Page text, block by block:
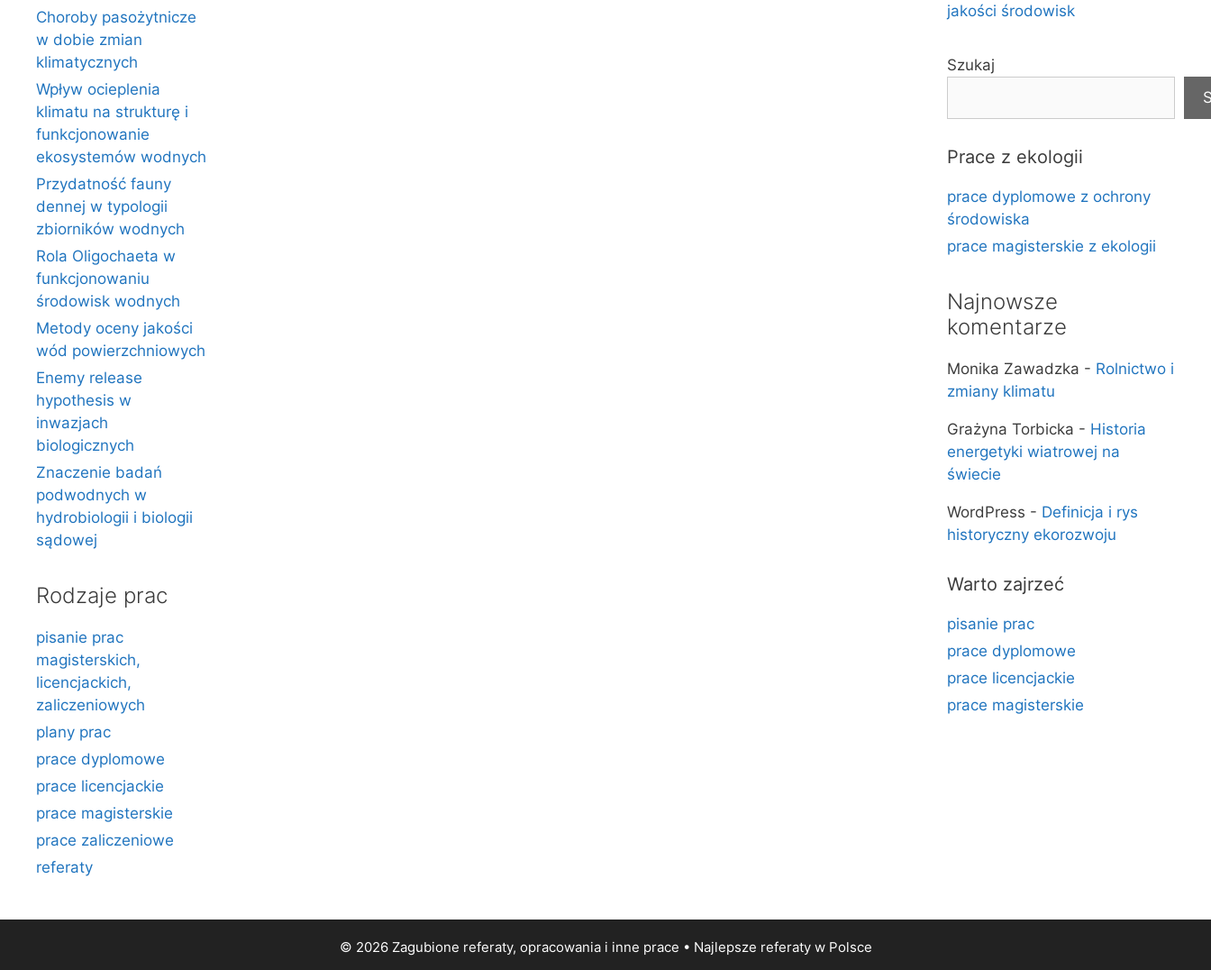
Choroby pasożytnicze
w dobie zmian
klimatycznych
Wpływ ocieplenia
klimatu na strukturę i
funkcjonowanie
ekosystemów wodnych
Przydatność fauny
dennej w typologii
zbiorników wodnych
Rola Oligochaeta w
funkcjonowaniu
środowisk wodnych
Metody oceny jakości
wód powierzchniowych
Enemy release
hypothesis w
inwazjach
biologicznych
Znaczenie badań
podwodnych w
hydrobiologii i biologii
sądowej
Rodzaje prac
pisanie prac
magisterskich,
licencjackich,
zaliczeniowych
plany prac
prace dyplomowe
prace licencjackie
prace magisterskie
prace zaliczeniowe
referaty
jakości środowisk
Szukaj
Prace z ekologii
prace dyplomowe z ochrony
środowiska
prace magisterskie z ekologii
Najnowsze
komentarze
Monika Zawadzka - Rolnictwo i
zmiany klimatu
Grażyna Torbicka - Historia
energetyki wiatrowej na
świecie
WordPress - Definicja i rys
historyczny ekorozwoju
Warto zajrzeć
pisanie prac
prace dyplomowe
prace licencjackie
prace magisterskie
© 2026 Zagubione referaty, opracowania i inne prace • Najlepsze referatyw Polsce